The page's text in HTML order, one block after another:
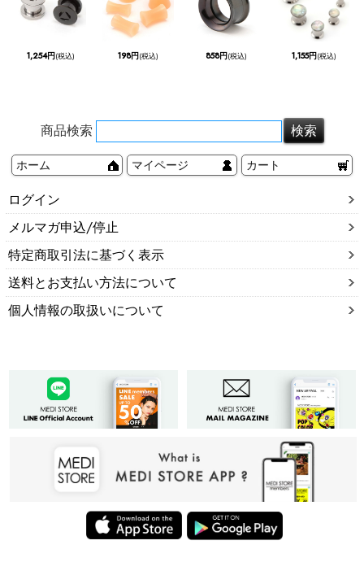
1,254円(税込) 198円(税込) 858円(税込) 1,155円(税込)
商品検索
ホーム マイページ カート
ログイン
メルマガ申込/停止
特定商取引法に基づく表示
送料とお支払い方法について
個人情報の取扱いについて